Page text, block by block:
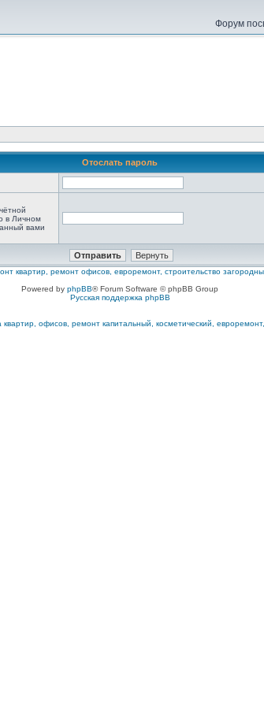
Форум
Отослать пароль
в Личном
вами
квартир, ремонт офисов, евроремонт, строительство
Powered by phpBB® Forum Software © phpBB Group
Русская поддержка phpBB